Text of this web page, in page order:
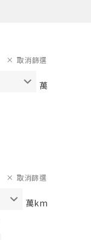
萬
取消篩選
萬km
取消篩選